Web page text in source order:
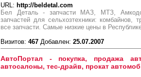
URL: http://beldetal.com
Бел Деталь - запчасти МАЗ, МТЗ,
запчастей для сельхозтехники: комбайнов,
все запчасти. Самые низкие цены в
Визитов: 467 Добавлен: 25.07.2007
АвтоПортал - покупка, продажа
автосалоны, тес-драйв, прокат